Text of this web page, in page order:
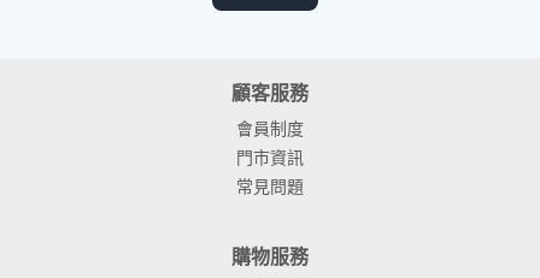
顧客服務
會員制度
門市資訊
常見問題
購物服務